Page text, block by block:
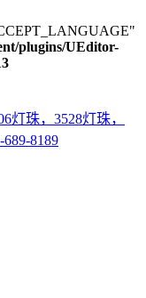
plugins/UEditor-